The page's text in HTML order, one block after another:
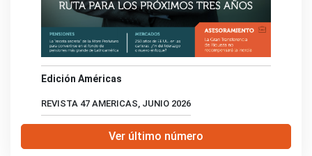
Edición Américas
REVISTA 47 AMERICAS, JUNIO 2026
Ver último número